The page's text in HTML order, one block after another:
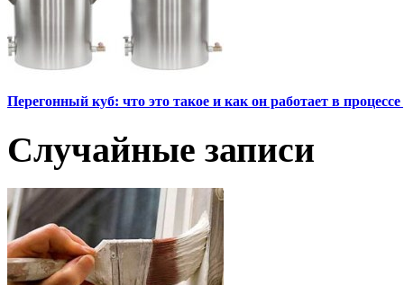
Перегонный куб: что это такое и как он работает в
Случайные записи